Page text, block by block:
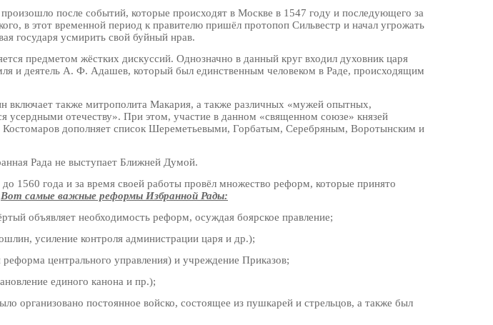
после событий, которые происходят в Москве в 1547 году и последующего за
в этот временной период к правителю пришёл протопоп Сильвестр и начал угрожать
государя усмирить свой буйный нрав.
предметом жёстких дискуссий. Однозначно в данный круг входил духовник царя
и деятель А. Ф. Адашев, который был единственным человеком в Раде, происходящим
также митрополита Макария, а также различных «мужей опытных,
усердными отечеству». При этом, участие в данном «священном союзе» князей
дополняет список Шереметьевыми, Горбатым, Серебряным, Воротынским и
Рада не выступает Ближней Думой.
1560 года и за время своей работы провёл множество реформ, которые принято
Вот самые важные реформы Избранной Рады:
объявляет необходимость реформ, осуждая боярское правление;
усиление контроля администрации царя и др.);
центрального управления) и учреждение Приказов;
единого канона и пр.);
организовано постоянное войско, состоящее из пушкарей и стрельцов, а также был